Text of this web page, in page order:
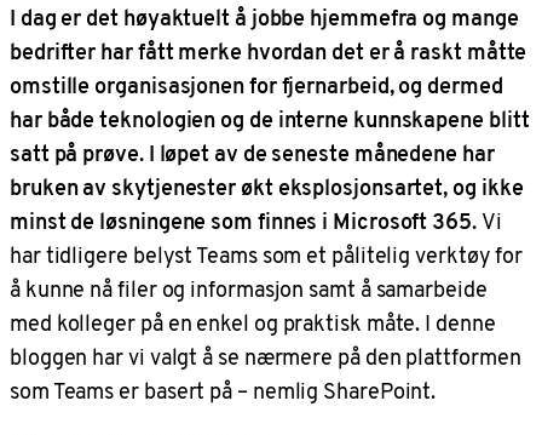
I dag er det høyaktuelt å jobbe hjemmefra og mange
bedrifter har fått merke hvordan det er å raskt måtte
omstille organisasjonen for fjernarbeid, og dermed
har både teknologien og de interne kunnskapene blitt
satt på prøve. I løpet av de seneste månedene har
bruken av skytjenester økt eksplosjonsartet, og ikke
minst de løsningene som finnes i Microsoft 365.Vi
har tidligere belyst Teams som et pålitelig verktøy for
å kunne nå filer og informasjon samt å samarbeide
med kolleger på en enkel og praktisk måte. I denne
bloggen har vi valgt å se nærmere på den plattformen
som Teams er basert på – nemlig SharePoint.